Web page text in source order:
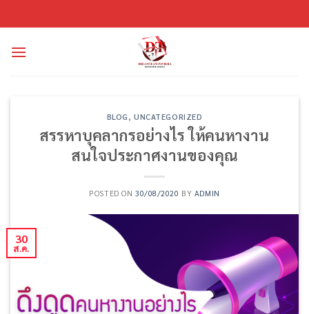
ไป
เนื้อหา
BLOG ,UNCATEGORIZED
สรรหาบุคลากรอย่างไร ให้คนหางาน
สนใจประกาศงานของคุณ
POSTED ON 30/08/2020 BY ADMIN
30
ส.ค.